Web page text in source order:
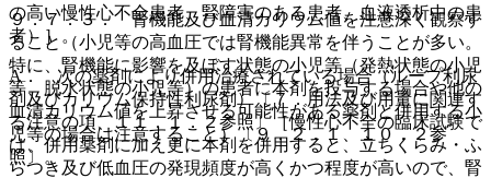
９．７．３． 腎機能及び血清カリウム値を注意深く観察す
ること（小児等の高血圧では腎機能異常を伴うことが多い。
特に、腎機能に影響を及ぼす状態の小児等（発熱状態の小児
等、脱水状態の小児等）の患者に本剤を投与する場合や他の
血清カリウム値を上昇させる可能性がある薬剤と併用する小
児等の場合は注意すること）〔９．２．１、１０．２参
照〕。
の高い慢性心不全患者、腎障害のある患者、血液透析中の患
者）］。
A． 次の薬剤により併用治療されている場合（ループ利尿
剤及びカリウム保持性利尿剤）〔７．用法及び用量に関連す
る注意の項、１１．１．２参照〕［慢性心不全の臨床試験で
は、併用薬剤に加え更に本剤を併用すると、立ちくらみ・ふ
らつき及び低血圧の発現頻度が高くかつ程度が高いので、腎